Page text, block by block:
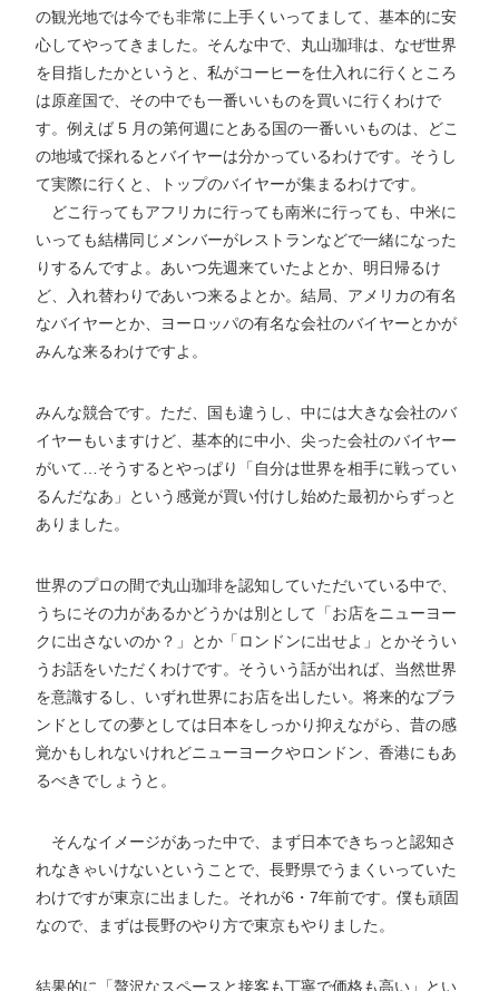
の観光地では今でも非常に上手くいってまして、基本的に安
心してやってきました。そんな中で、丸山珈琲は、なぜ世界
を目指したかというと、私がコーヒーを仕入れに行くところ
は原産国で、その中でも一番いいものを買いに行くわけで
す。例えば 5 月の第何週にとある国の一番いいものは、どこ
の地域で採れるとバイヤーは分かっているわけです。そうし
て実際に行くと、トップのバイヤーが集まるわけです。
どこ行ってもアフリカに行っても南米に行っても、中米に
いっても結構同じメンバーがレストランなどで一緒になった
りするんですよ。あいつ先週来ていたよとか、明日帰るけ
ど、入れ替わりであいつ来るよとか。結局、アメリカの有名
なバイヤーとか、ヨーロッパの有名な会社のバイヤーとかが
みんな来るわけですよ。
みんな競合です。ただ、国も違うし、中には大きな会社のバ
イヤーもいますけど、基本的に中小、尖った会社のバイヤー
がいて…そうするとやっぱり「自分は世界を相手に戦ってい
るんだなあ」という感覚が買い付けし始めた最初からずっと
ありました。
世界のプロの間で丸山珈琲を認知していただいている中で、
うちにその力があるかどうかは別として「お店をニューヨー
クに出さないのか？」とか「ロンドンに出せよ」とかそうい
うお話をいただくわけです。そういう話が出れば、当然世界
を意識するし、いずれ世界にお店を出したい。将来的なブラ
ンドとしての夢としては日本をしっかり抑えながら、昔の感
覚かもしれないけれどニューヨークやロンドン、香港にもあ
るべきでしょうと。
そんなイメージがあった中で、まず日本できちっと認知さ
れなきゃいけないということで、長野県でうまくいっていた
わけですが東京に出ました。それが6・7年前です。僕も頑固
なので、まずは長野のやり方で東京もやりました。
結果的に「贅沢なスペースと接客も丁寧で価格も高い」とい